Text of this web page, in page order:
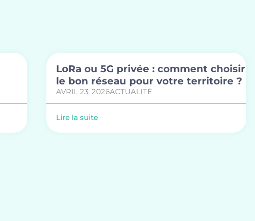
LoRa ou 5G privée : comment choisir
le bon réseau pour votre territoire ?
AVRIL 23, 2026ACTUALITÉ
Lire la suite